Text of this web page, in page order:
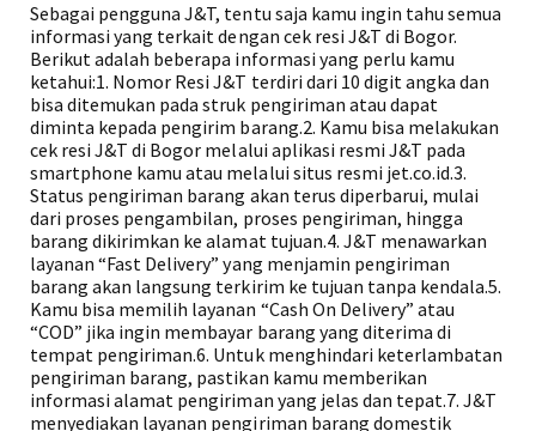
Sebagai pengguna J&T, tentu saja kamu ingin tahu semua
informasi yang terkait dengan cek resi J&T di Bogor.
Berikut adalah beberapa informasi yang perlu kamu
ketahui:1. Nomor Resi J&T terdiri dari 10 digit angka dan
bisa ditemukan pada struk pengiriman atau dapat
diminta kepada pengirim barang.2. Kamu bisa melakukan
cek resi J&T di Bogor melalui aplikasi resmi J&T pada
smartphone kamu atau melalui situs resmi jet.co.id.3.
Status pengiriman barang akan terus diperbarui, mulai
dari proses pengambilan, proses pengiriman, hingga
barang dikirimkan ke alamat tujuan.4. J&T menawarkan
layanan “Fast Delivery” yang menjamin pengiriman
barang akan langsung terkirim ke tujuan tanpa kendala.5.
Kamu bisa memilih layanan “Cash On Delivery” atau
“COD” jika ingin membayar barang yang diterima di
tempat pengiriman.6. Untuk menghindari keterlambatan
pengiriman barang, pastikan kamu memberikan
informasi alamat pengiriman yang jelas dan tepat.7. J&T
menyediakan layanan pengiriman barang domestik